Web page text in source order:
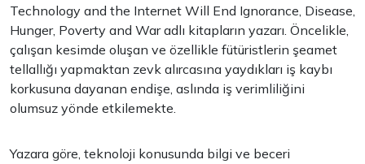
Technology and the Internet Will End Ignorance, Disease,
Hunger, Poverty and War adlı kitapların yazarı. Öncelikle,
çalışan kesimde oluşan ve özellikle fütüristlerin şeamet
tellallığı yapmaktan zevk alırcasına yaydıkları iş kaybı
korkusuna dayanan endişe, aslında iş verimliliğini
olumsuz yönde etkilemekte.
Yazara göre, teknoloji konusunda bilgi ve beceri